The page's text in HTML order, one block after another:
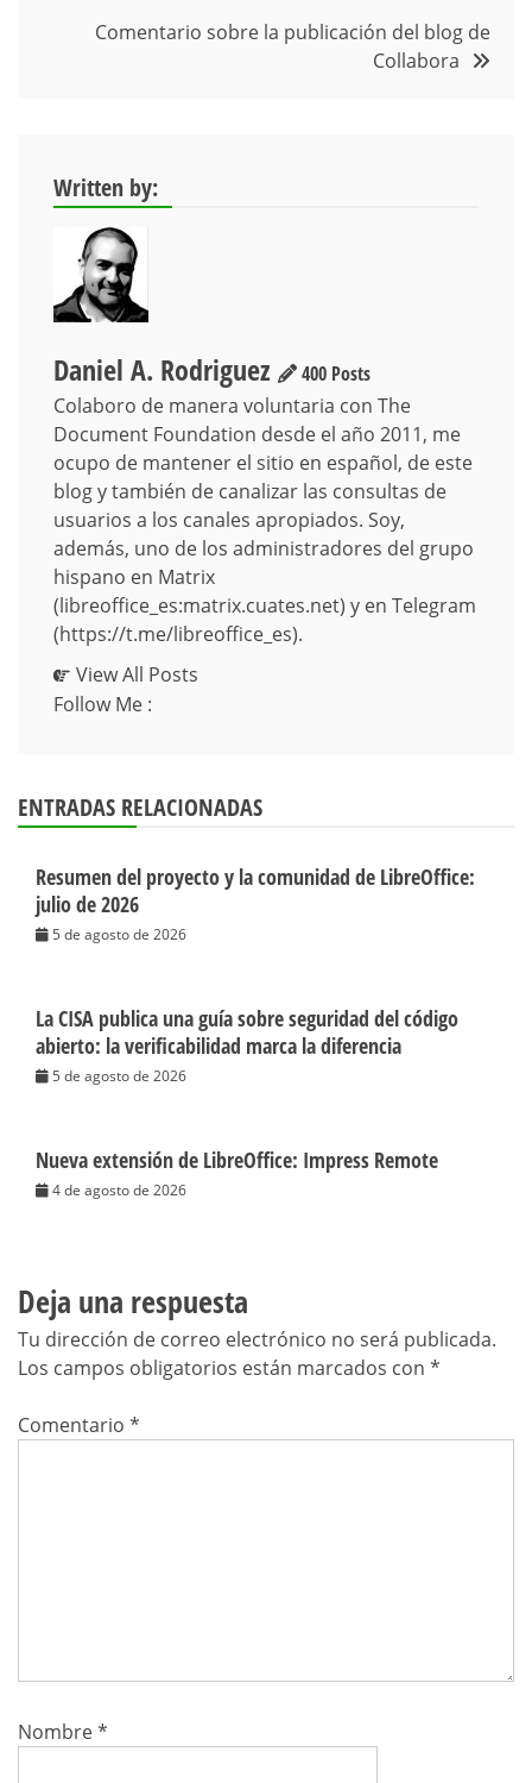
Comentario sobre la publicación del blog de
Collabora
Written by:
Daniel A. Rodriguez
400 Posts
Colaboro de manera voluntaria con The
Document Foundation desde el año 2011, me
ocupo de mantener el sitio en español, de este
blog y también de canalizar las consultas de
usuarios a los canales apropiados. Soy,
además, uno de los administradores del grupo
hispano en Matrix
(libreoffice_es:matrix.cuates.net) y en Telegram
(https://t.me/libreoffice_es).
View All Posts
Follow Me :
ENTRADAS RELACIONADAS
Resumen del proyecto y la comunidad de LibreOffice:
julio de 2026
5 de agosto de 2026
La CISA publica una guía sobre seguridad del código
abierto: la verificabilidad marca la diferencia
5 de agosto de 2026
Nueva extensión de LibreOffice: Impress Remote
4 de agosto de 2026
Deja una respuesta
Tu dirección de correo electrónico no será publicada.
Los campos obligatorios están marcados con *
Comentario *
Nombre*